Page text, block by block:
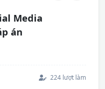
Media
án
224 lượt làm